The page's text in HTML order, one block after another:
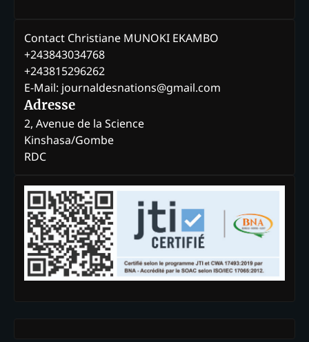
Contact Christiane MUNOKI EKAMBO
+243843034768
+243815296262
E-Mail: journaldesnations@gmail.com
Adresse
2, Avenue de la Science
Kinshasa/Gombe
RDC